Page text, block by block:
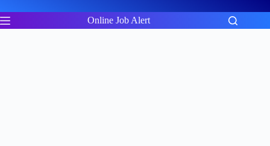
to
content
Online Job Alert